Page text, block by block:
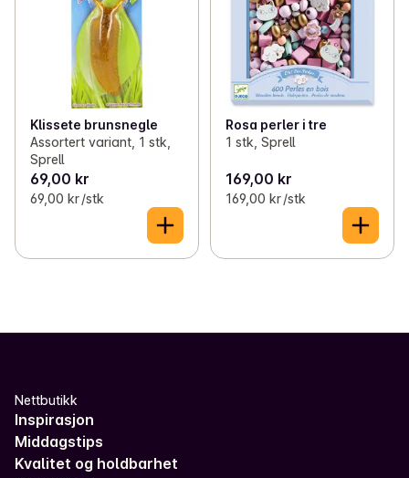
Klissete brunsnegle
Assortert variant, 1 stk,
Sprell
69,00 kr
69,00 kr /stk
Rosa perler i tre
1 stk, Sprell
169,00 kr
169,00 kr /stk
Nettbutikk
Inspirasjon
Middagstips
Kvalitet og holdbarhet